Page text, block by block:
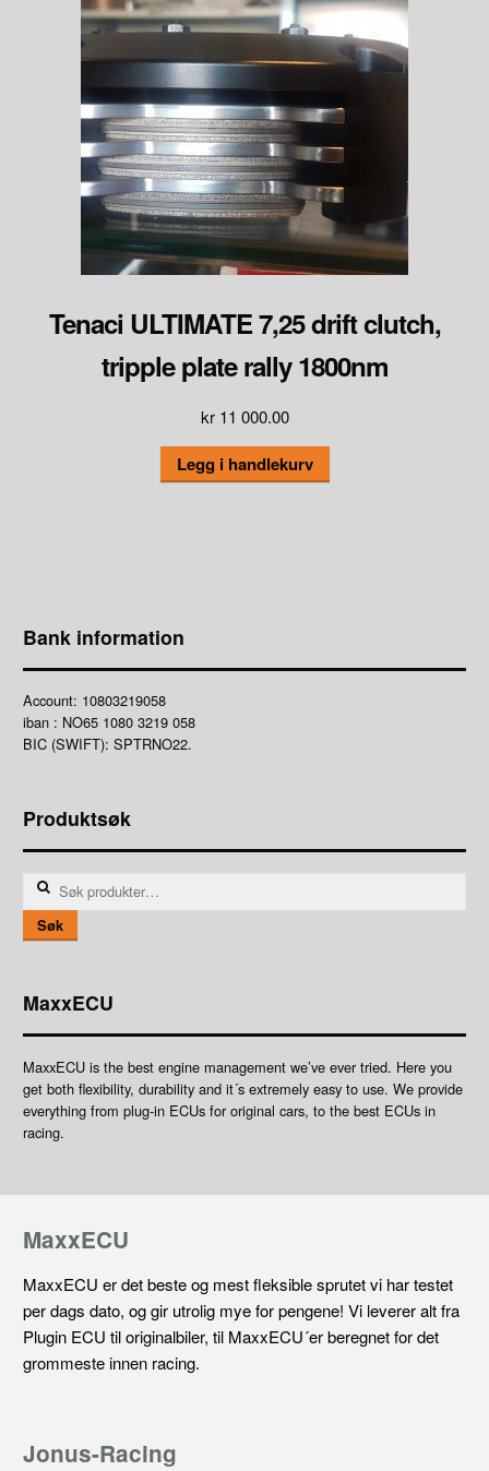
Tenaci ULTIMATE 7,25 drift clutch,
tripple plate rally 1800nm
kr11 000.00
Legg i handlekurv
Bank information
Account: 10803219058
iban : NO65 1080 3219 058
BIC (SWIFT): SPTRNO22.
Produktsøk
Søk
Søk
MaxxECU
MaxxECU is the best engine management we’ve ever tried. Here you
get both flexibility, durability and it´s extremely easy to use. We provide
everything from plug-in ECUs for original cars, to the best ECUs in
racing.
MaxxECU
MaxxECU er det beste og mest fleksible sprutet vi har testet
per dags dato, og gir utrolig mye for pengene! Vi leverer alt fra
Plugin ECU til originalbiler, til MaxxECU´er beregnet for det
grommeste innen racing.
Jonus-Racing